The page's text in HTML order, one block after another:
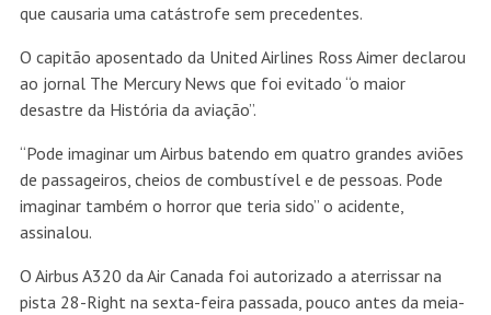
que causaria uma catástrofe sem precedentes.
O capitão aposentado da United Airlines Ross Aimer declarou
ao jornal The Mercury News que foi evitado “o maior
desastre da História da aviação”.
“Pode imaginar um Airbus batendo em quatro grandes aviões
de passageiros, cheios de combustível e de pessoas. Pode
imaginar também o horror que teria sido” o acidente,
assinalou.
O Airbus A320 da Air Canada foi autorizado a aterrissar na
pista 28-Right na sexta-feira passada, pouco antes da meia-